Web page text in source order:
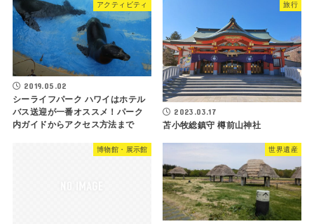
アクティビティ
2019.05.02
シーライフパーク ハワイはホテル
バス送迎が一番オススメ！パーク
内ガイドからアクセス方法まで
旅行
2023.03.17
苫小牧総鎮守 樽前山神社
博物館・展示館 世界遺産